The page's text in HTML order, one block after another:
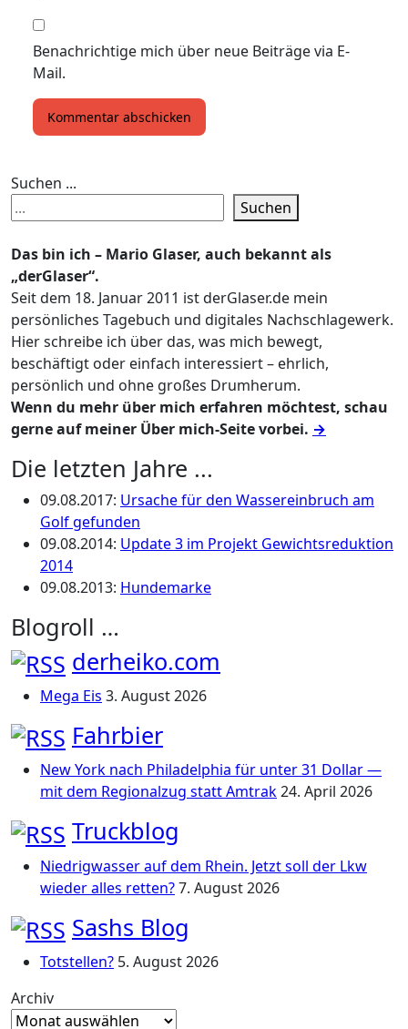
Benachrichtige mich über neue Beiträge via E-
Mail.
Suchen ...
Suchen
Das bin ich – Mario Glaser, auch bekannt als
„derGlaser“.
Seit dem 18. Januar 2011 ist derGlaser.de mein
persönliches Tagebuch und digitales Nachschlagewerk.
Hier schreibe ich über das, was mich bewegt,
beschäftigt oder einfach interessiert – ehrlich,
persönlich und ohne großes Drumherum.
Wenn du mehr über mich erfahren möchtest, schau
gerne auf meiner Über mich-Seite vorbei. →
Die letzten Jahre ...
09.08.2017: Ursache für den Wassereinbruch am
Golf gefunden
09.08.2014: Update 3 im Projekt Gewichtsreduktion
2014
09.08.2013: Hundemarke
Blogroll …
derheiko.com
Mega Eis 3. August 2026
Fahrbier
New York nach Philadelphia für unter 31 Dollar —
mit dem Regionalzug statt Amtrak24. April 2026
Truckblog
Niedrigwasser auf dem Rhein. Jetzt soll der Lkw
wieder alles retten?7. August 2026
Sashs Blog
Totstellen? 5. August 2026
Archiv